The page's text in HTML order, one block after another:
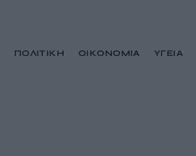
ΠΟΛΙΤΙΚΗ ΟΙΚΟΝΟΜΙΑ ΥΓΕΙΑ